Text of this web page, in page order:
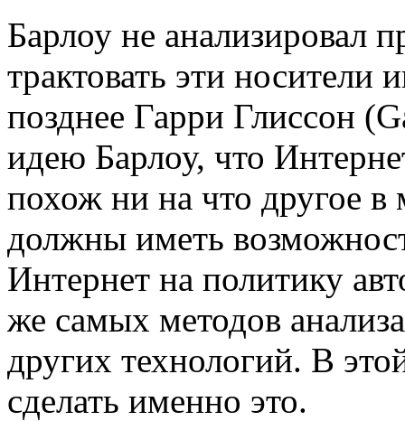
Барлоу не
трактовать эти
позднее Гарри Глиссон
идею Барлоу, что
похож ни на что другое
должны иметь
Интернет на политику
же самых методов
других технологий. В
сделать именно это.